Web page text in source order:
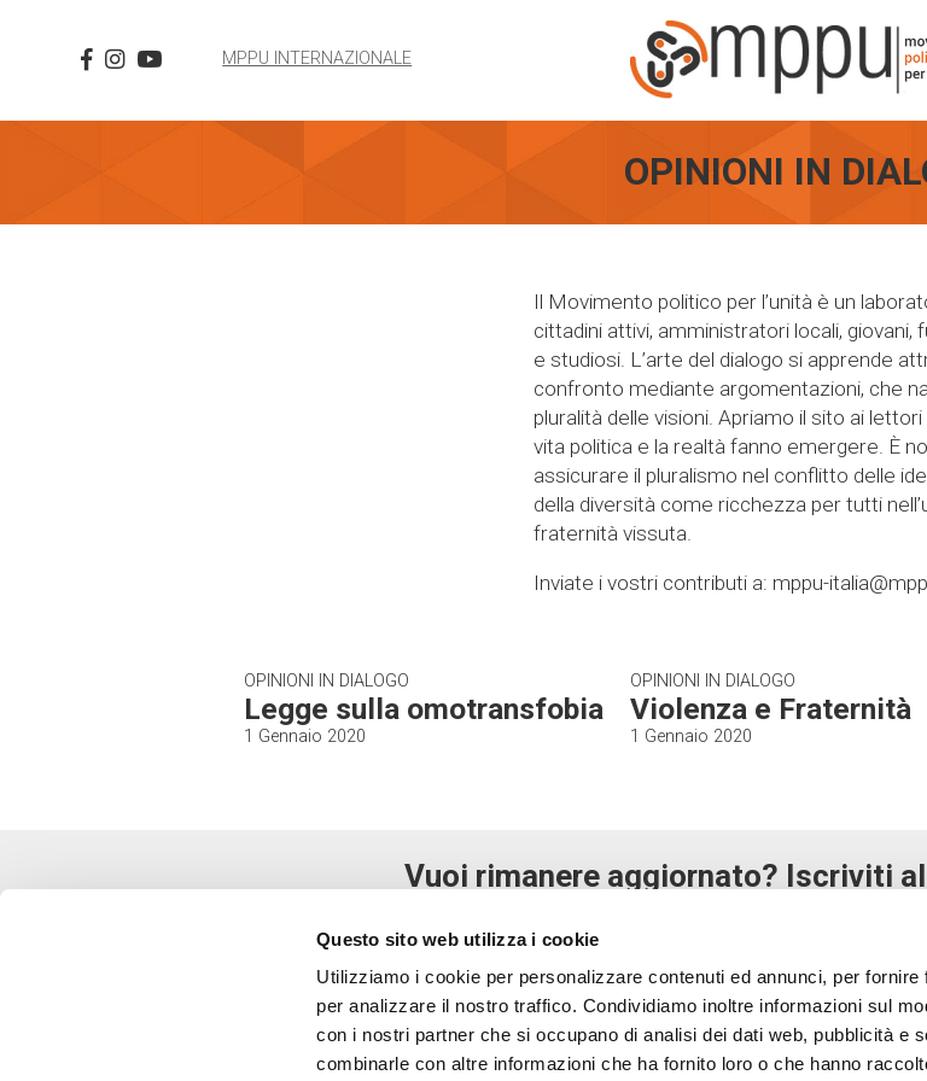
Questo sito web utilizza i cookie
Utilizziamo i cookie per personalizzare contenuti ed annunci, per
per analizzare il nostro traffico. Condividiamo inoltre informazioni sul
con i nostri partner che si occupano di analisi dei dati web, pubblicità e
combinarle con altre informazioni che ha fornito loro o che hanno
MPPU INTERNAZIONALE
OPINIONI IN
Il Movimento politico per l’unità è un
cittadini attivi, amministratori locali, giovani,
e studiosi. L’arte del dialogo si apprende
confronto mediante argomentazioni, che
pluralità delle visioni. Apriamo il sito ai
vita politica e la realtà fanno emergere. È
assicurare il pluralismo nel conflitto delle
della diversità come ricchezza per tutti
fraternità vissuta.
Inviate i vostri contributi a: mppu-
OPINIONI IN DIALOGO
Legge sulla omotransfobia
1 Gennaio 2020
OPINIONI IN DIALOGO
Violenza e Fraternità
1 Gennaio 2020
Vuoi rimanere aggiornato? Iscriviti
Acconsento al trattamento dei dati personali secondo la normativa sulla Privacy per